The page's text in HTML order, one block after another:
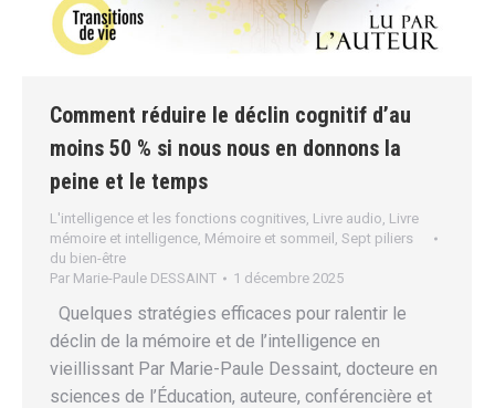
Comment réduire le déclin cognitif d’au
moins 50 % si nous nous en donnons la
peine et le temps
L'intelligence et les fonctions cognitives, Livre audio, Livre
mémoire et intelligence, Mémoire et sommeil , Sept piliers
du bien-être
Par Marie-Paule DESSAINT 1 décembre 2025
Quelques stratégies efficaces pour ralentir le
déclin de la mémoire et de l’intelligence en
vieillissant Par Marie-Paule Dessaint, docteure en
sciences de l’Éducation, auteure, conférencière et